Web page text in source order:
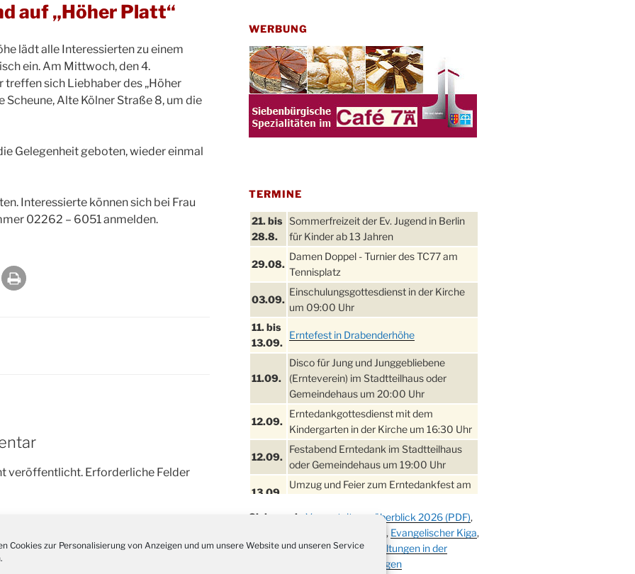
Cookies zur Personalisierung von Anzeigen und um unsere Website und unseren Service
auf „Höher Platt“
lädt alle Interessierten zu einem
ein. Am Mittwoch, den 4.
sich Liebhaber des „Höher
Alte Kölner Straße 8, um die
Gelegenheit geboten, wieder einmal
Interessierte können sich bei Frau
02262 – 6051 anmelden.
veröffentlicht. Erforderliche Felder
WERBUNG
TERMINE
21. bis
28.8.
Sommerfreizeit der Ev. Jugend in Berlin
für Kinder ab 13 Jahren
29.08.
Damen Doppel - Turnier des TC77 am
Tennisplatz
03.09.
Einschulungsgottesdienst in der Kirche
um 09:00 Uhr
11. bis
13.09.
Erntefest in Drabenderhöhe
11.09.
Disco für Jung und Junggebliebene
(Ernteverein) im Stadtteilhaus oder
Gemeindehaus um 20:00 Uhr
12.09.
Erntedankgottesdienst mit dem
Kindergarten in der Kirche um 16:30 Uhr
12.09.
Festabend Erntedank im Stadtteilhaus
oder Gemeindehaus um 19:00 Uhr
13.09.
Umzug und Feier zum Erntedankfest am
Schlagerabend im Stadtteilhaus
Oktoberfest im Cafe XXS
Siehe auch: Veranstaltungsüberblick 2026 (PDF),
, Evangelischer Kiga,
Jugendheim,Fußball,Veranstaltungen in der
Wiehler Veranstaltungen